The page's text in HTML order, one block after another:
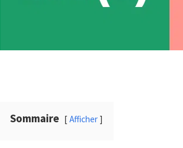
Sommaire Afficher